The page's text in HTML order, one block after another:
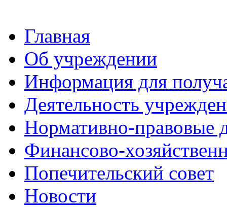
Главная
Об учреждении
Информация для
Деятельность
Нормативно-правовые
Финансово-
Попечительский совет
Новости